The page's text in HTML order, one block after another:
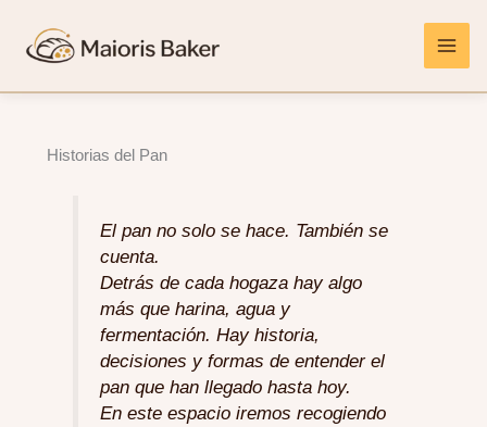
contenido
Historias del Pan
El pan no solo se hace. También se
cuenta.
Detrás de cada hogaza hay algo
más que harina, agua y
fermentación. Hay historia,
decisiones y formas de entender el
pan que han llegado hasta hoy.
En este espacio iremos recogiendo